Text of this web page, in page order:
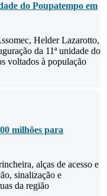
do Poupatempo em
Helder Lazarotto,
da 11ª unidade do
voltados à população
milhões para
alças de acesso e
sinalização e
da região